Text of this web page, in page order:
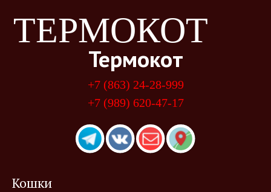
ТЕРМОКОТ
Термокот
+7 (863) 24-28-999
+7 (989) 620-47-17
Кошки